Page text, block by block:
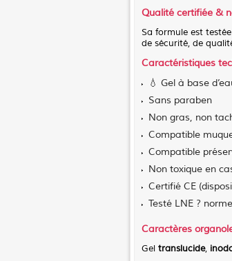
Qualité certifiée &
Sa formule est
de sécurité, de
Caractéristiques
💧 Gel à base
Sans paraben
Non gras, non
Compatible
Compatible
Non toxique en
Certifié CE
Testé LNE ?
Caractères
Gel translucide,